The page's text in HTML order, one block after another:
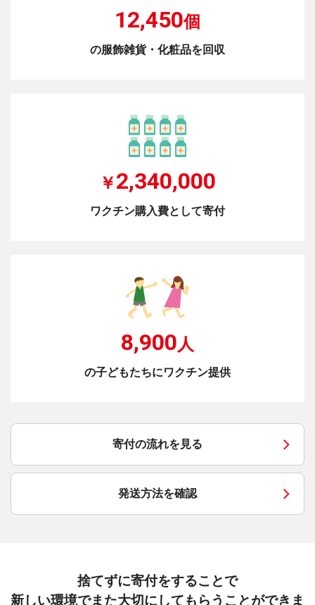
12,450個
の服飾雑貨・化粧品を回収
￥2,340,000
ワクチン購入費として寄付
8,900人
の子どもたちにワクチン提供
寄付の流れを見る
発送方法を確認
捨てずに寄付をすることで
新しい環境でまた大切にしてもらうことができま